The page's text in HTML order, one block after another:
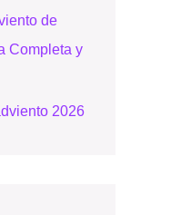
de
Completa y
2026